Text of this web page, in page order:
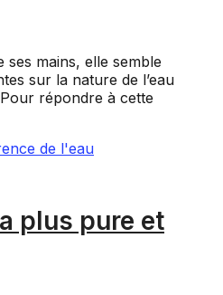
ses mains, elle semble
sur la nature de l’eau
répondre à cette
de l'eau
plus pure et